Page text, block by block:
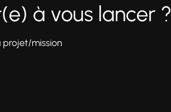
à vous lancer ?
projet/mission